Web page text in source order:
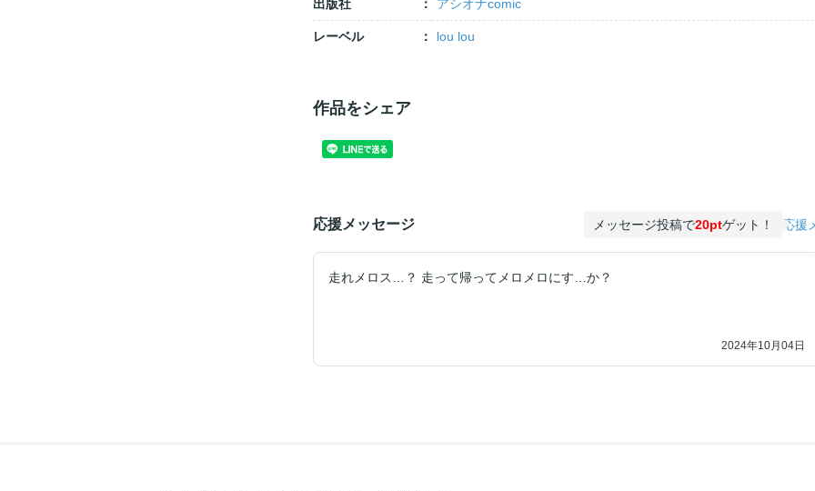
出版社 アシオナcomic
レーベル lou lou
作品をシェア
応援メッセージ メッセージ投稿で20ptゲット！ 応援
走れメロス…？ 走って帰ってメロメロにす…か？
2024年10月04日